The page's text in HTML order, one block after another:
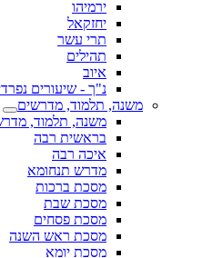
ירמיהו
יחזקאל
תרי עשר
תהילים
איוב
נ"ך - שיעורים
משנה, תלמוד, מדרשים
משנה, תלמוד,
בראשית רבה
איכה רבה
מדרש תנחומא
מסכת ברכות
מסכת שבת
מסכת פסחים
מסכת ראש השנה
מסכת יומא